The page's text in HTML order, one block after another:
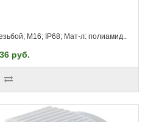
M16; IP68; Мат-л: полиамид..
руб.